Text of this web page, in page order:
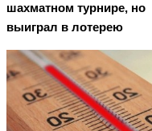
шахматном турнире, но
выиграл в лотерею